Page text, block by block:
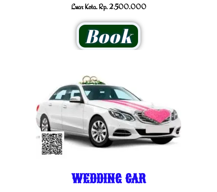
Luar Kota. Rp. 2.500.000
Book
WEDDING CAR